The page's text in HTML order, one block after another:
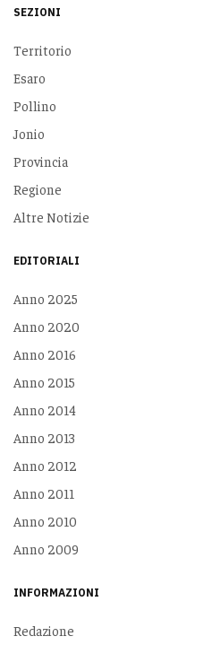
SEZIONI
Territorio
Esaro
Pollino
Jonio
Provincia
Regione
Altre Notizie
EDITORIALI
Anno 2025
Anno 2020
Anno 2016
Anno 2015
Anno 2014
Anno 2013
Anno 2012
Anno 2011
Anno 2010
Anno 2009
INFORMAZIONI
Redazione